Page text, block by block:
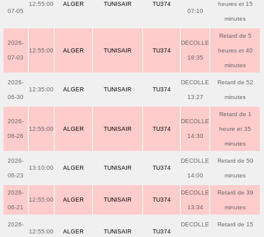
07-05
12:55:00 ALGER TUNISAIR TU374
07:10
heures et 15
minutes
2026-
07-03
12:55:00 ALGER TUNISAIR TU374
DECOLLE
18:35
Retard de 5
heures et 40
minutes
2026-
06-30
12:35:00 ALGER TUNISAIR TU374
DECOLLE
13:27
Retard de 52
minutes
2026-
06-26
12:55:00 ALGER TUNISAIR TU374
DECOLLE
14:30
Retard de 1
heure et 35
minutes
2026-
06-23
13:10:00 ALGER TUNISAIR TU374
DECOLLE
14:00
Retard de 50
minutes
2026-
06-21
12:55:00 ALGER TUNISAIR TU374
DECOLLE
13:34
Retard de 39
minutes
2026-
12:55:00 ALGER TUNISAIR TU374
DECOLLE Retard de 15